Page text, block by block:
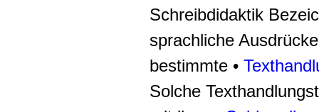
Schreibdidaktik
sprachliche
bestimmte •
Solche